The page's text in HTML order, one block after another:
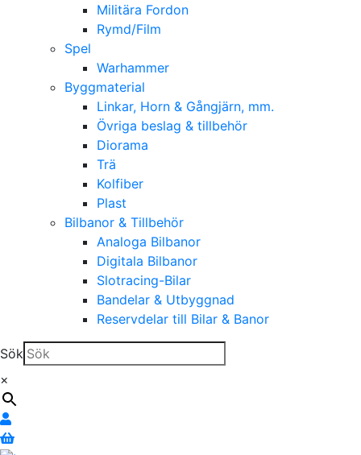
Militära Fordon
Rymd/Film
Spel
Warhammer
Byggmaterial
Linkar, Horn & Gångjärn, mm.
Övriga beslag & tillbehör
Diorama
Trä
Kolfiber
Plast
Bilbanor & Tillbehör
Analoga Bilbanor
Digitala Bilbanor
Slotracing-Bilar
Bandelar & Utbyggnad
Reservdelar till Bilar & Banor
Sök
×